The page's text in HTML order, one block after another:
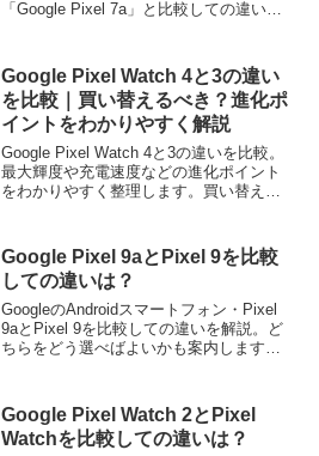
「Google Pixel 7a」と比較しての違い
Google Pixel Watch 4と3の違い
を比較｜買い替えるべき？進化ポ
イントをわかりやすく解説
Google Pixel Watch 4と3の違いを比較。
最大輝度や充電速度などの進化ポイント
をわかりやすく整理します。買い替える
Google Pixel 9aとPixel 9を比較
しての違いは？
GoogleのAndroidスマートフォン・Pixel
9aとPixel 9を比較しての違いを解説。ど
ちらをどう選べばよいかも案内します。2
Google Pixel Watch 2とPixel
Watchを比較しての違いは？